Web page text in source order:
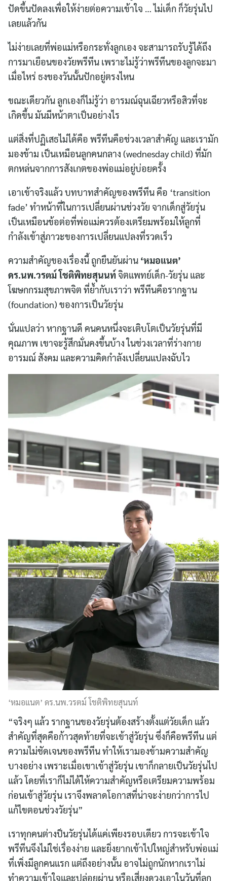
ปัดขึ้นปัดลงเพื่อให้ง่ายต่อความเข้าใจ … ไม่เด็ก ก็วัยรุ่นไป
เลยแล้วกัน
ไม่ง่ายเลยที่พ่อแม่หรือกระทั่งลูกเอง จะสามารถรับรู้ได้ถึง
การมาเยือนของวัยพรีทีน เพราะไม่รู้ว่าพรีทีนของลูกจะมา
เมื่อไหร่ ธงของวันนั้นปักอยู่ตรงไหน
ขณะเดียวกัน ลูกเองก็ไม่รู้ว่า อารมณ์ฉุนเฉียวหรือสิวที่จะ
เกิดขึ้น มันมีหน้าตาเป็นอย่างไร
แต่สิ่งที่ปฏิเสธไม่ได้คือ พรีทีนคือช่วงเวลาสำคัญ และเรามัก
มองข้าม เป็นเหมือนลูกคนกลาง (wednesday child) ที่มัก
ตกหล่นจากการสังเกตของพ่อแม่อยู่บ่อยครั้ง
เอาเข้าจริงแล้ว บทบาทสำคัญของพรีทีน คือ ‘transition
fade’ ทำหน้าที่ในการเปลี่ยนผ่านช่วงวัย จากเด็กสู่วัยรุ่น
เป็นเหมือนข้อต่อที่พ่อแม่ควรต้องเตรียมพร้อมให้ลูกที่
กำลังเข้าสู่ภาวะของการเปลี่ยนแปลงที่รวดเร็ว
ความสำคัญของเรื่องนี้ ถูกยืนยันผ่าน ‘หมอแนต’
ดร.นพ.วรตม์ โชติพิทยสุนนท์ จิตแพทย์เด็ก-วัยรุ่น และ
โฆษกกรมสุขภาพจิต ที่ย้ำกับเราว่า พรีทีนคือรากฐาน
(foundation) ของการเป็นวัยรุ่น
นั่นแปลว่า หากฐานดี คนคนหนึ่งจะเติบโตเป็นวัยรุ่นที่มี
คุณภาพ เขาจะรู้สึกมั่นคงขึ้นบ้าง ในช่วงเวลาที่ร่างกาย
อารมณ์ สังคม และความคิดกำลังเปลี่ยนแปลงฉับไว
‘หมอแนต’ ดร.นพ.วรตม์ โชติพิทยสุนนท์
“จริงๆ แล้ว รากฐานของวัยรุ่นต้องสร้างตั้งแต่วัยเด็ก แล้ว
สำคัญที่สุดคือก้าวสุดท้ายที่จะเข้าสู่วัยรุ่น ซึ่งก็คือพรีทีน แต่
ความไม่ชัดเจนของพรีทีน ทำให้เรามองข้ามความสำคัญ
บางอย่าง เพราะเมื่อเขาเข้าสู่วัยรุ่น เขาก็กลายเป็นวัยรุ่นไป
แล้ว โดยที่เราก็ไม่ได้ให้ความสำคัญหรือเตรียมความพร้อม
ก่อนเข้าสู่วัยรุ่น เราจึงพลาดโอกาสที่น่าจะง่ายกว่าการไป
แก้ไขตอนช่วงวัยรุ่น”
เราทุกคนต่างป็นวัยรุ่นได้แค่เพียงรอบเดียว การจะเข้าใจ
พรีทีนจึงไม่ใช่เรื่องง่าย และยิ่งยากเข้าไปใหญ่สำหรับพ่อแม่
ที่เพิ่งมีลูกคนแรก แต่ถึงอย่างนั้น อาจไม่ถูกนักหากเราไม่
ทำความเข้าใจและปล่อยผ่าน หรือเสี่ยงดวงเอาในวันที่ลูก